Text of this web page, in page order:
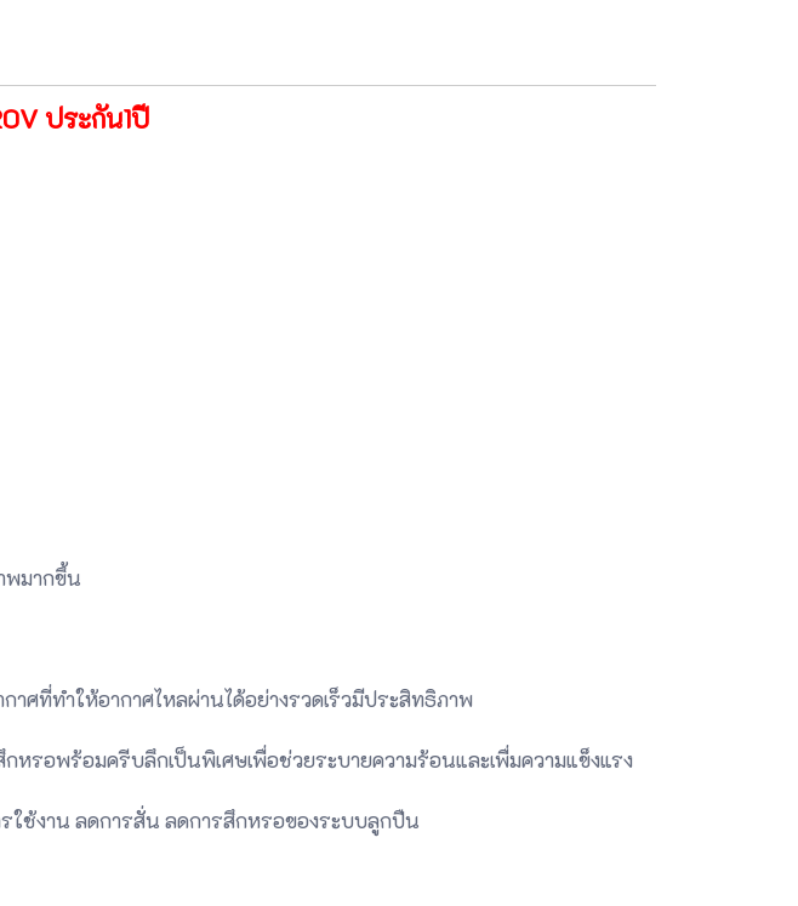
ประกัน1ปี
พมากขึ้น
ที่ทำให้อากาศไหลผ่านได้อย่างรวดเร็วมีประสิทธิภาพ
รอพร้อมครีบลึกเป็นพิเศษเพื่อช่วยระบายความร้อนและเพื่มความแข็งแรง
ใช้งาน ลดการสั่น ลดการสึกหรอของระบบลูกปืน